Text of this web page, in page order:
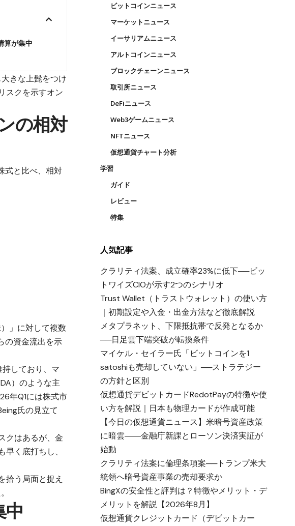
算が集中
きな上髭をつけ
スクを示すオン
の相対
式と比べ、相対
」に対して複数
の資金流出を示
しており、マ
）のような主
年Q1には株式市
氏の見立て
クはあるが、金
く底打ちし、
拾う局面と捉え
中
ビットコインニュース
マーケットニュース
イーサリアムニュース
アルトコインニュース
ブロックチェーンニュース
取引所ニュース
DeFiニュース
Web3ゲームニュース
NFTニュース
仮想通貨チャート分析
学習
ガイド
レビュー
特集
人気記事
クラリティ法案、成立確率23%に低下──ビッ
トワイズCIOが示す2つのシナリオ
Trust Wallet（トラストウォレット）の使い方
｜初期設定や入金・出金方法など徹底解説
メタプラネット、下限抵抗帯で反発となるか
──日足雲下端突破が転換条件
マイケル・セイラー氏「ビットコインを1
satoshiも売却していない」──ストラテジー
の方針と区別
仮想通貨デビットカードRedotPayの特徴や使
い方を解説｜日本も物理カードが作成可能
【今日の仮想通貨ニュース】米暗号資産政策
に暗雲――金融庁新課とローソン決済実証が
始動
クラリティ法案に倫理条項案──トランプ米大
統領へ暗号資産事業の売却要求か
BingXの安全性と評判は？特徴やメリット・デ
メリットを解説【2026年8月】
仮想通貨クレジットカード（デビットカー